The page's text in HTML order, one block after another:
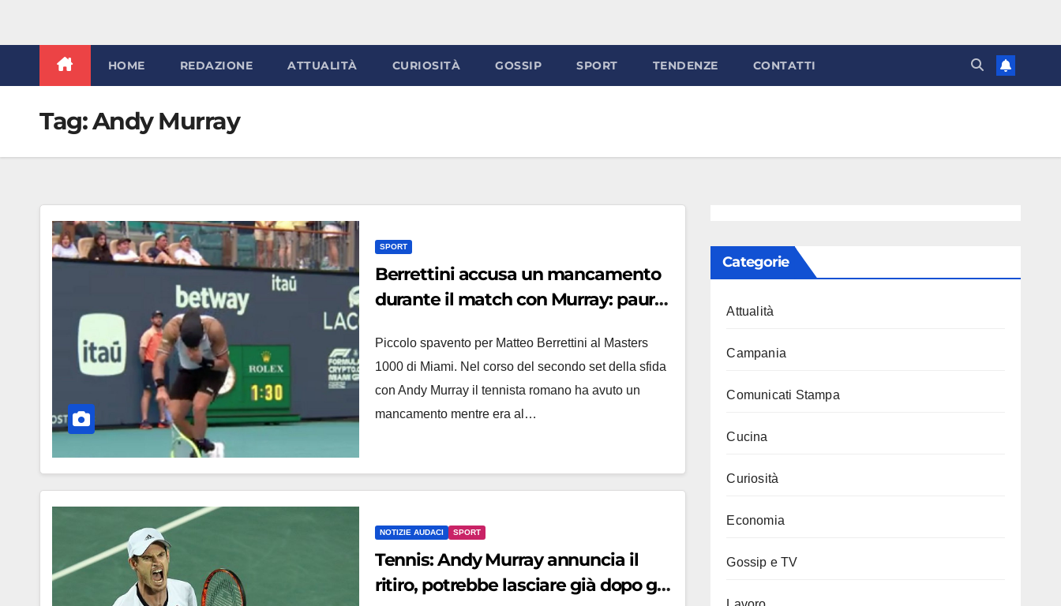
HOME REDAZIONE ATTUALITÀ CURIOSITÀ GOSSIP SPORT TENDENZE CONTATTI
Tag:Andy Murray
SPORT
Berrettini accusa un mancamento
durante il match con Murray: paura
Piccolo spavento per Matteo Berrettini al Masters
1000 di Miami. Nel corso del secondo set della sfida
con Andy Murray il tennista romano ha avuto un
mancamento mentre era al…
NOTIZIE AUDACI SPORT
Tennis: Andy Murray annuncia il
ritiro, potrebbe lasciare già dopo gli
Categorie
Attualità
Campania
Comunicati Stampa
Cucina
Curiosità
Economia
Gossip e TV